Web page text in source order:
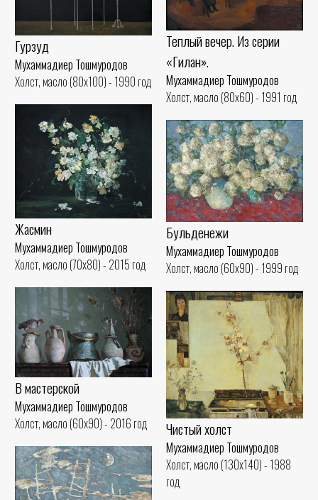
Теплый вечер. Из серии
«Гилан».
Мухаммадиер Тошмуродов
Холст, масло (80x60) - 1991 год
Гурзуд
Мухаммадиер Тошмуродов
Холст, масло (80x100) - 1990 год
Жасмин
Мухаммадиер Тошмуродов
Холст, масло (70x80) - 2015 год
Бульденежи
Мухаммадиер Тошмуродов
Холст, масло (60x90) - 1999 год
В мастерской
Мухаммадиер Тошмуродов
Холст, масло (60x90) - 2016 год
Чистый холст
Мухаммадиер Тошмуродов
Холст, масло (130x140) - 1988
год